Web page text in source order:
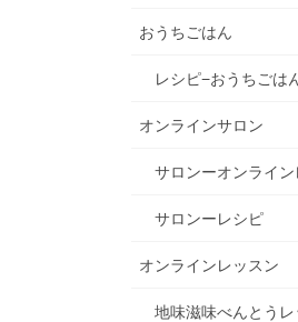
おうちごはん
レシピ−おうちごは
オンラインサロン
サロンーオンライン
サロンーレシピ
オンラインレッスン
地味滋味べんとう